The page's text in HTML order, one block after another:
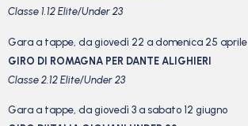
Classe 1.12 Elite/Under 23
Gara a tappe, da giovedì 22 a domenica 25 aprile
GIRO DI ROMAGNA PER DANTE ALIGHIERI
Classe 2.12 Elite/Under 23
Gara a tappe, da giovedì 3 a sabato 12 giugno